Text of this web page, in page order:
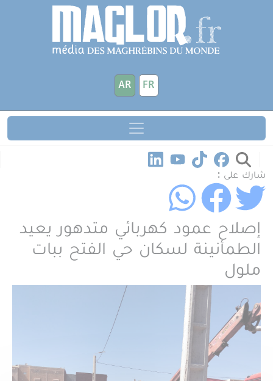
تجاوز إلى المحتوى الرئيسي
FR
AR
شارك على :
إصلاح عمود كهربائي متدهور يعيد
الطمأنينة لسكان حي الفتح ببات
ملول
لوحة إدارة ملفات تعريف الارتباط